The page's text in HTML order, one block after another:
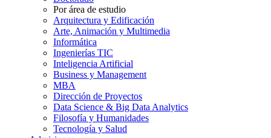
Por área de estudio
Arquitectura y Edificación
Arte, Animación y Multimedia
Informática
Ingenierías TIC
Inteligencia Artificial
Business y Management
MBA
Dirección de Proyectos
Data Science & Big Data Analytics
Filosofía y Humanidades
Tecnología y Salud